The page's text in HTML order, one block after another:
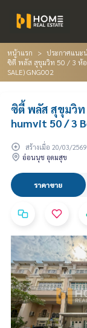
หน้าแรก ประกาศแนะ
ซิตี้ พลัส สุขุมวิท 50 / 3 ห้อ
SALE) GNG002
ซิตี้ พลัส สุขุมวิท
humvit 50 / 3
สร้างเมื่อ 20/03/2569
อ่อนนุช อุดมสุข
ราคาขาย